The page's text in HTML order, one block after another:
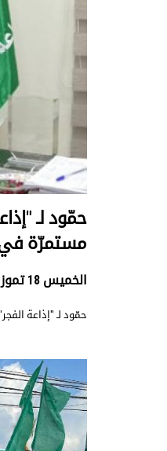
حمّود لـ
مستمرّة في
الخميس 18 تموز 2024
حمّود لـ "إذاعة